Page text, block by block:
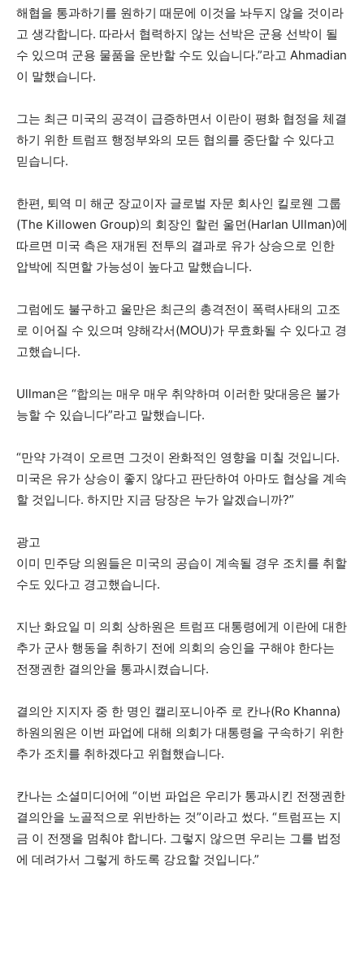
해협을 통과하기를 원하기 때문에 이것을 놔두지 않을 것이라
고 생각합니다. 따라서 협력하지 않는 선박은 군용 선박이 될
수 있으며 군용 물품을 운반할 수도 있습니다.”라고 Ahmadian
이 말했습니다.
그는 최근 미국의 공격이 급증하면서 이란이 평화 협정을 체결
하기 위한 트럼프 행정부와의 모든 협의를 중단할 수 있다고
믿습니다.
한편, 퇴역 미 해군 장교이자 글로벌 자문 회사인 킬로웬 그룹
(The Killowen Group)의 회장인 할런 울먼(Harlan Ullman)에
따르면 미국 측은 재개된 전투의 결과로 유가 상승으로 인한
압박에 직면할 가능성이 높다고 말했습니다.
그럼에도 불구하고 울만은 최근의 총격전이 폭력사태의 고조
로 이어질 수 있으며 양해각서(MOU)가 무효화될 수 있다고 경
고했습니다.
Ullman은 “합의는 매우 매우 취약하며 이러한 맞대응은 불가
능할 수 있습니다”라고 말했습니다.
“만약 가격이 오르면 그것이 완화적인 영향을 미칠 것입니다.
미국은 유가 상승이 좋지 않다고 판단하여 아마도 협상을 계속
할 것입니다. 하지만 지금 당장은 누가 알겠습니까?”
광고
이미 민주당 의원들은 미국의 공습이 계속될 경우 조치를 취할
수도 있다고 경고했습니다.
지난 화요일 미 의회 상하원은 트럼프 대통령에게 이란에 대한
추가 군사 행동을 취하기 전에 의회의 승인을 구해야 한다는
전쟁권한 결의안을 통과시켰습니다.
결의안 지지자 중 한 명인 캘리포니아주 로 칸나(Ro Khanna)
하원의원은 이번 파업에 대해 의회가 대통령을 구속하기 위한
추가 조치를 취하겠다고 위협했습니다.
칸나는 소셜미디어에 “이번 파업은 우리가 통과시킨 전쟁권한
결의안을 노골적으로 위반하는 것”이라고 썼다. “트럼프는 지
금 이 전쟁을 멈춰야 합니다. 그렇지 않으면 우리는 그를 법정
에 데려가서 그렇게 하도록 강요할 것입니다.”